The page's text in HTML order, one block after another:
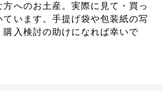
へのお土産。実際に見て・買っ
います。手提げ袋や包装紙の写
入検討の助けになれば幸いで